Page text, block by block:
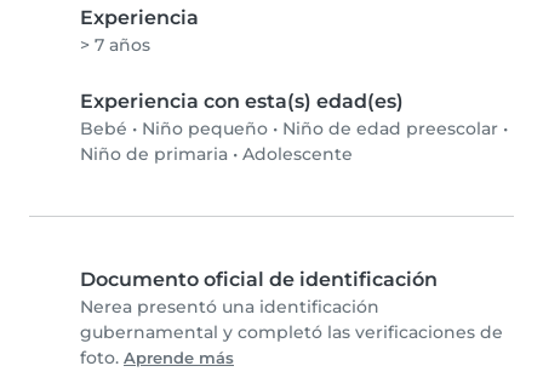
Experiencia
> 7 años
Experiencia con esta(s) edad(es)
Bebé • Niño pequeño • Niño de edad preescolar •
Niño de primaria • Adolescente
Documento oficial de identificación
Nerea presentó una identificación
gubernamental y completó las verificaciones de
foto. Aprende más